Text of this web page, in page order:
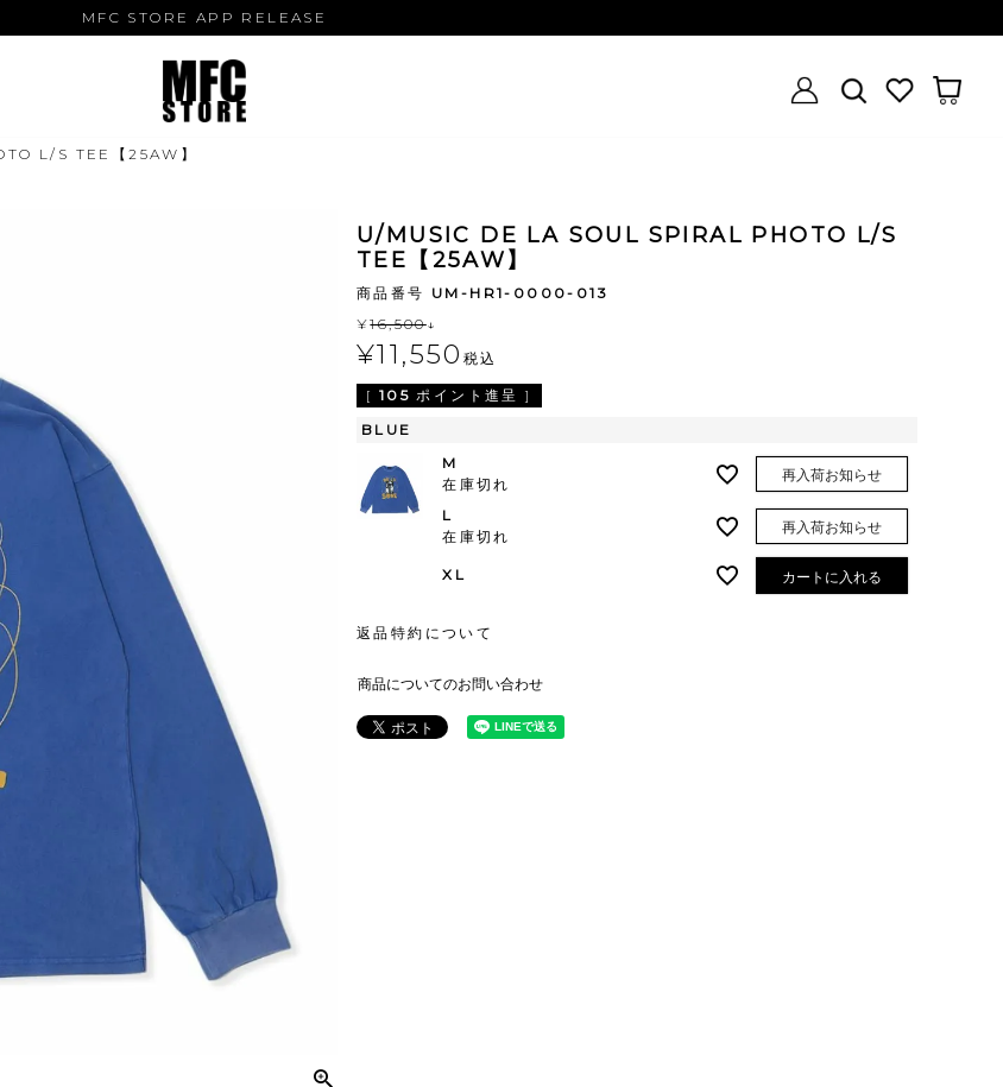
MFC STORE APP RELEASE
L/S TEE【25AW】
U/MUSIC DE LA SOUL SPIRAL PHOTO L/S
TEE【25AW】
商品番号 UM-HR1-0000-013
¥16,500↓
¥11,550 税込
[ 105 ポイント進呈 ]
BLUE
M
在庫切れ
再入荷お知らせ
L
在庫切れ
再入荷お知らせ
XL カートに入れる
返品特約について
商品についてのお問い合わせ